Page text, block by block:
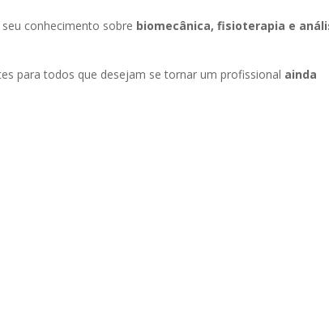
conhecimento sobre biomecânica, fisioterapia e
para todos que desejam se tornar um profissional ainda